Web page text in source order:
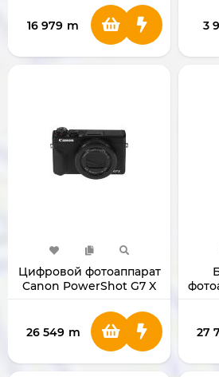
140mm
16 979 m 3
Цифровой фотоаппарат
Canon PowerShot G7 X
26 549 m
27